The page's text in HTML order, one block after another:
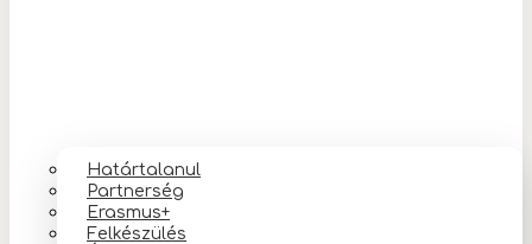
Határtalanul
Partnerség
Erasmus+
Felkészülés